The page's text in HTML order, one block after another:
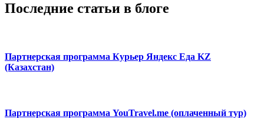
Последние статьи в блоге
Партнерская программа Курьер Яндекс Еда KZ
(Казахстан)
Партнерская программа YouTravel.me (оплаченный тур)